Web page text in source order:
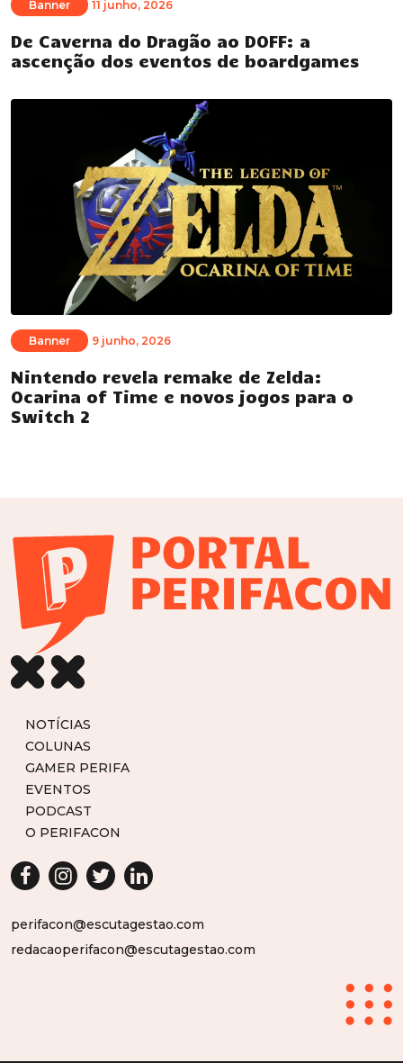
Banner 11 junho, 2026
De Caverna do Dragão ao DOFF: a
ascenção dos eventos de boardgames
Banner 9 junho, 2026
Nintendo revela remake de Zelda:
Ocarina of Time e novos jogos para o
Switch 2
NOTÍCIAS
COLUNAS
GAMER PERIFA
EVENTOS
PODCAST
O PERIFACON
perifacon@escutagestao.com
redacaoperifacon@escutagestao.com